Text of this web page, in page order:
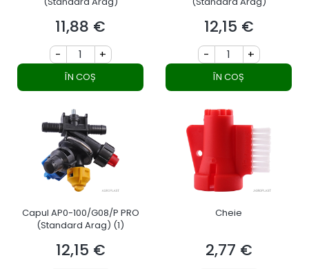
Preț
11,88 €
- +
ÎN COȘ
Preț
12,15 €
- +
ÎN COȘ
Capul AP0-100/G08/P PRO
(Standard Arag) (1)
Preț
12,15 €
Cheie
Preț
2,77 €